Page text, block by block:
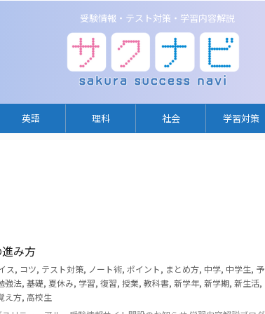
受験情報・テスト対策・学習内容解説
英語 理科 社会 学習対策
み方
ス, コツ, テスト対策, ノート術, ポイント, まとめ方, 中学, 中学生, 予
強法, 基礎, 夏休み, 学習, 復習, 授業, 教科書, 新学年, 新学期, 新生活,
え方, 高校生